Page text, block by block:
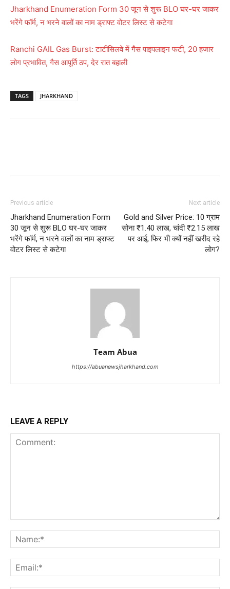
Jharkhand Enumeration Form 30 जून से शुरू BLO घर-घर जाकर
भरेंगे फॉर्म, न भरने वालों का नाम ड्राफ्ट वोटर लिस्ट से कटेगा
Ranchi GAIL Gas Burst: टाटीसिलवे में गैस पाइपलाइन फटी, 20 हजार
लोग प्रभावित, गैस आपूर्ति ठप, देर रात बहाली
TAGS JHARKHAND
Previous article
Jharkhand Enumeration Form
30 जून से शुरू BLO घर-घर जाकर
भरेंगे फॉर्म, न भरने वालों का नाम ड्राफ्ट
वोटर लिस्ट से कटेगा
Next article
Gold and Silver Price: 10 ग्राम
सोना ₹1.40 लाख, चांदी ₹2.15 लाख
पर आई, फिर भी क्यों नहीं खरीद रहे
लोग?
Team Abua
https://abuanewsjharkhand.com
LEAVE A REPLY